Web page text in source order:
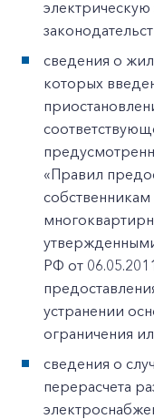
сведения о
которых
«Правил
РФ от
устранении
ограничения
сведения о
перерасчета